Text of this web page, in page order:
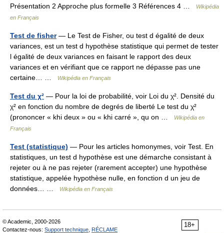
Présentation 2 Approche plus formelle 3 Références 4 …
Wikipédia
en Français
Test de fisher— Le Test de Fisher, ou test d égalité de deux
variances, est un test d hypothèse statistique qui permet de tester
l égalité de deux variances en faisant le rapport des deux
variances et en vérifiant que ce rapport ne dépasse pas une
certaine… …
Wikipédia en Français
Test du χ² — Pour la loi de probabilité, voir Loi du χ². Densité du
χ² en fonction du nombre de degrés de liberté Le test du χ²
(prononcer « khi deux » ou « khi carré », qu on …
Wikipédia en
Français
Test (statistique) — Pour les articles homonymes, voir Test. En
statistiques, un test d hypothèse est une démarche consistant à
rejeter ou à ne pas rejeter (rarement accepter) une hypothèse
statistique, appelée hypothèse nulle, en fonction d un jeu de
données… …
Wikipédia en Français
18+
© Academic, 2000-2026
Contactez-nous: Support technique RÉCLAME